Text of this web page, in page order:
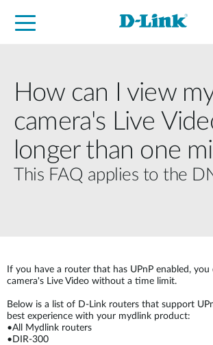
How can I view
camera's Live
longer than one
This FAQ applies to the
If you have a router that has UPnP enabled,
camera's Live Video without a time limit.
Below is a list of D-Link routers that support
best experience with your mydlink product:
•All Mydlink routers
•DIR-300